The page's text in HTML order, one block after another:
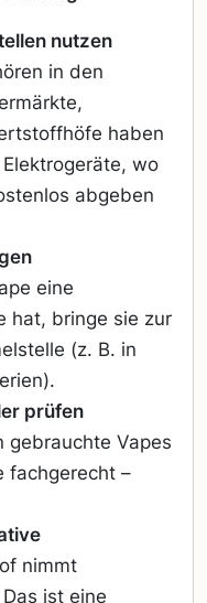
nutzen
in den
haben
wo
abgeben
eine
hat, bringe sie zur
(z. B. in
prüfen
gebrauchte Vapes
fachgerecht –
nimmt
ist eine